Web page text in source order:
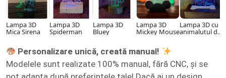
Lampa 3D
Mica Sirena
Lampa 3D
Spiderman
Lampa 3D
Bluey
Lampa 3D
Mickey Mouse
Lampa 3D cu
animalutul de
Personalizare unică, creată manual!
Modelele sunt realizate 100% manual, fără CNC, și se